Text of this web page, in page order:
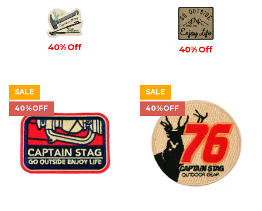
40% Off 40% Off
SALE
40%OFF
SALE
40%OFF